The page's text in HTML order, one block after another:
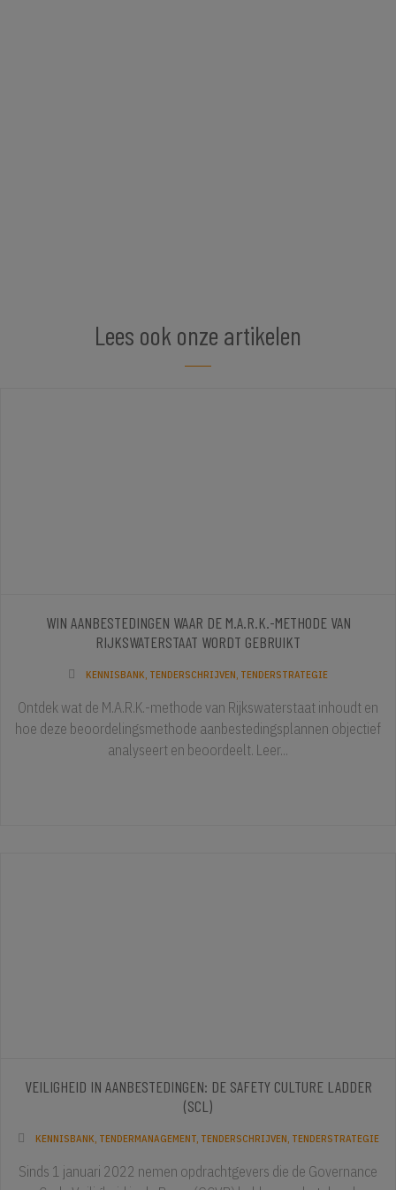
Lees ook onze artikelen
WIN AANBESTEDINGEN WAAR DE M.A.R.K.-METHODE VAN
RIJKSWATERSTAAT WORDT GEBRUIKT
KENNISBANK TENDERSCHRIJVEN TENDERSTRATEGIE
Ontdek wat de M.A.R.K.-methode van Rijkswaterstaat inhoudt en
hoe deze beoordelingsmethode aanbestedingsplannen objectief
analyseert en beoordeelt. Leer...
VEILIGHEID IN AANBESTEDINGEN: DE SAFETY CULTURE LADDER
(SCL)
KENNISBANK, TENDERMANAGEMENT, TENDERSCHRIJVEN, TENDERSTRATEGIE
Sinds 1 januari 2022 nemen opdrachtgevers die de Governance